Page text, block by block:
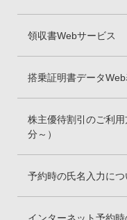
領収書Webサービス
搭乗証明書データ
株主優待割引のご利
分～）
予約時の氏名入力につ